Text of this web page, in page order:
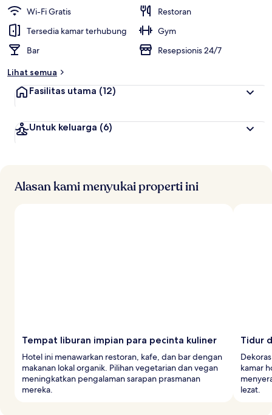
i
r
a
Wi-Fi Gratis
Restoran
Tersedia kamar terhubung
Gym
Bar
Resepsionis 24/7
Lihat semua
Fasilitas utama (12)
Untuk keluarga (6)
Alasan kami menyukai properti ini
Tempat liburan impian para pecinta kuliner
Hotel ini menawarkan restoran, kafe, dan bar dengan
makanan lokal organik. Pilihan vegetarian dan vegan
meningkatkan pengalaman sarapan prasmanan
mereka.
Tidur
kamar
lezat.